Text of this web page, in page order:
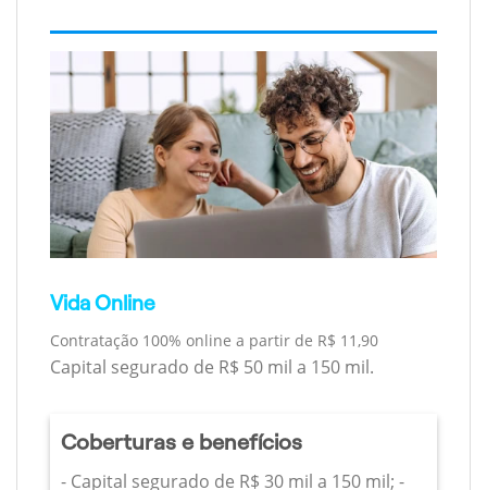
Vida Online
Contratação 100% online a partir de R$ 11,90
Capital segurado de R$ 50 mil a 150 mil.
Coberturas e benefícios
- Capital segurado de R$ 30 mil a 150 mil; -